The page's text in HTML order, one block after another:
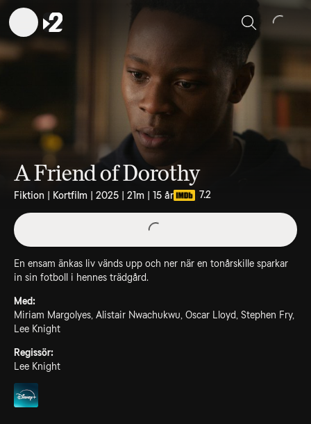
Sök
A Friend of Dorothy
Fiktion | Kortfilm | 2025 | 21m | 15 år 7.2
En ensam änkas liv vänds upp och ner när en tonårskille sparkar
in sin fotboll i hennes trädgård.
Med:
Miriam Margolyes, Alistair Nwachukwu, Oscar Lloyd, Stephen Fry,
Lee Knight
Regissör:
Lee Knight